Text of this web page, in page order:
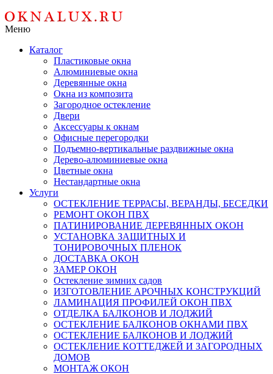
Меню
Каталог
Пластиковые окна
Алюминиевые окна
Деревянные окна
Окна из композита
Загородное остекление
Двери
Аксессуары к окнам
Офисные перегородки
Подъемно-вертикальные раздвижные окна
Дерево-алюминиевые окна
Цветные окна
Нестандартные окна
Услуги
ОСТЕКЛЕНИЕ ТЕРРАСЫ, ВЕРАНДЫ, БЕСЕДКИ
РЕМОНТ ОКОН ПВХ
ПАТИНИРОВАНИЕ ДЕРЕВЯННЫХ ОКОН
УСТАНОВКА ЗАЩИТНЫХ И
ТОНИРОВОЧНЫХ ПЛЕНОК
ДОСТАВКА ОКОН
ЗАМЕР ОКОН
Остекление зимних садов
ИЗГОТОВЛЕНИЕ АРОЧНЫХ КОНСТРУКЦИЙ
ЛАМИНАЦИЯ ПРОФИЛЕЙ ОКОН ПВХ
ОТДЕЛКА БАЛКОНОВ И ЛОДЖИЙ
ОСТЕКЛЕНИЕ БАЛКОНОВ ОКНАМИ ПВХ
ОСТЕКЛЕНИЕ БАЛКОНОВ И ЛОДЖИЙ
ОСТЕКЛЕНИЕ КОТТЕДЖЕЙ И ЗАГОРОДНЫХ
ДОМОВ
МОНТАЖ ОКОН